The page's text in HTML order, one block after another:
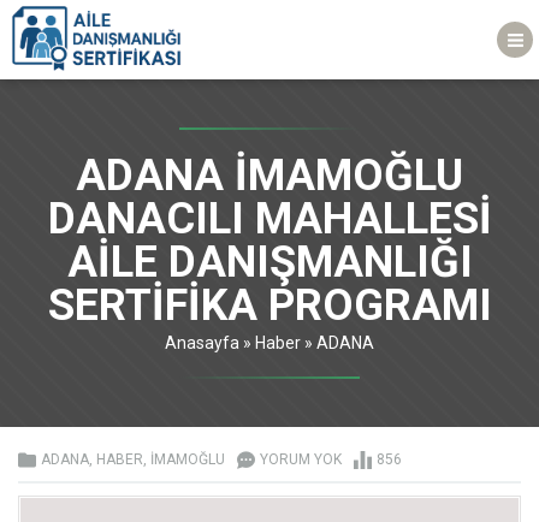
ADANA İMAMOĞLU
DANACILI MAHALLESİ
AİLE DANIŞMANLIĞI
SERTİFİKA PROGRAMI
Anasayfa » Haber » ADANA
ADANA, HABER, İMAMOĞLU YORUM YOK 856